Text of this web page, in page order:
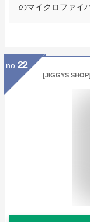
のマイクロファイ
no. 22